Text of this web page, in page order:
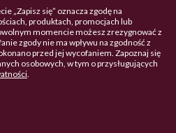
„Zapisz się” oznacza zgodę na
produktach, promocjach lub
momencie możesz zrezygnować z
zgody nie ma wpływu na zgodność z
przed jej wycofaniem. Zapoznaj się
osobowych, w tym o przysługujących
.